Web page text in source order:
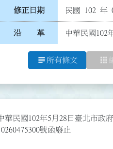
修正日期 民國 102 年
沿 革 中華民國102
subject 所有條文 apps
華民國102年5月28日臺北市政
號函廢止